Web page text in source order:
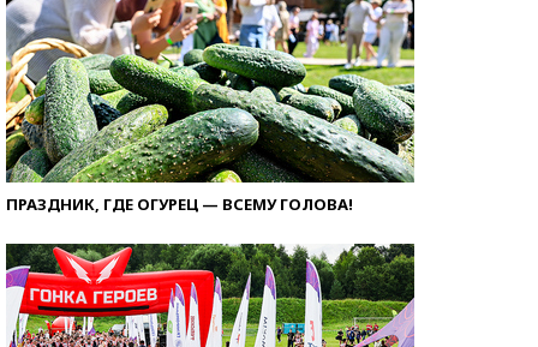
ПРАЗДНИК, ГДЕ ОГУРЕЦ — ВСЕМУ ГОЛОВА!